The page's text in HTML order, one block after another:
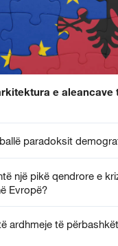
e aleancave
paradoksit
një pikë qendrore e
Evropë?
ardhmeje të